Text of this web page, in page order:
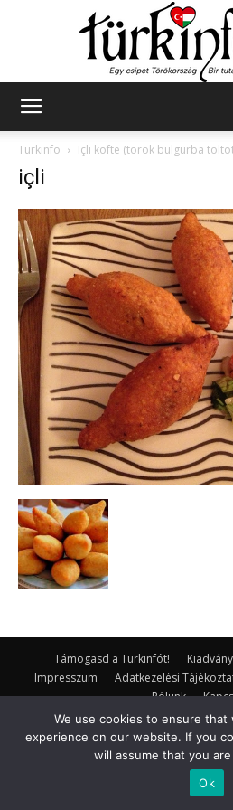
Türkinfo
Içli köfte (török bulgurba
içli
Támogasd a Türkinfót!
Impresszum
Adatkezelési
Rólunk
© Turkinfo.hu
We use cookies to ensure
experience on our website. If you
will assume that you
Ok